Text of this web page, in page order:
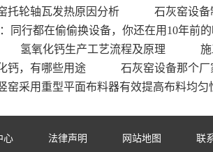
托轮轴瓦发热原因分析
石灰窑设
同行都在偷偷换设备，你还在用10年前的
氢氧化钙生产工艺流程及原理
钙，有哪些用途
石灰窑设备那个
窑采用重型平面布料器有效提高布料均匀
心 法律声明 网站地图 联